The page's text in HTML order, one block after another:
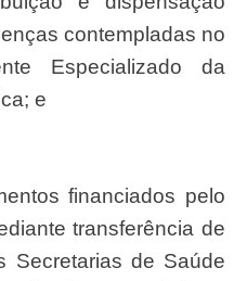
contempladas no
Especializado da
e
transferência de
Secretarias de Saúde